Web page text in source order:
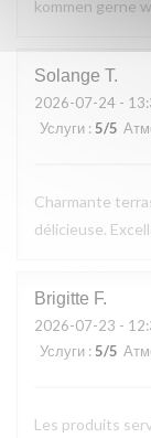
kommen gerne
Solange T
2026-07-24 -
Услуги : 5/5
Charmante
délicieuse.
Brigitte F
2026-07-23 -
Услуги : 5/5
Les produits